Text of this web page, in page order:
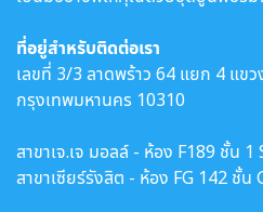
ที่อยู่สำหรับติดต่อเรา
เลขที่ 3/3 ลาดพร้าว 64 แยก 4 แข
กรุงเทพมหานคร 10310
สาขาเจ.เจ มอลล์ - ห้อง F189 ชั้น
สาขาเซียร์รังสิต - ห้อง FG 142 ชั้น